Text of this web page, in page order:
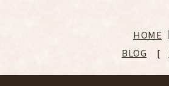
HOME
BLOG